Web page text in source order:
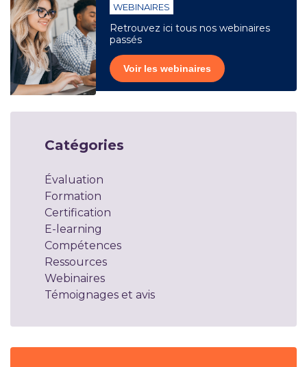
WEBINAIRES
Retrouvez ici tous nos webinaires
passés
Voir les webinaires
Catégories
Évaluation
Formation
Certification
E-learning
Compétences
Ressources
Webinaires
Témoignages et avis